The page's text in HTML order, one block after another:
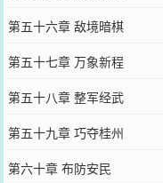
第五十六章 敌境暗棋
第五十七章 万象新程
第五十八章 整军经武
第五十九章 巧夺桂州
第六十章 布防安民